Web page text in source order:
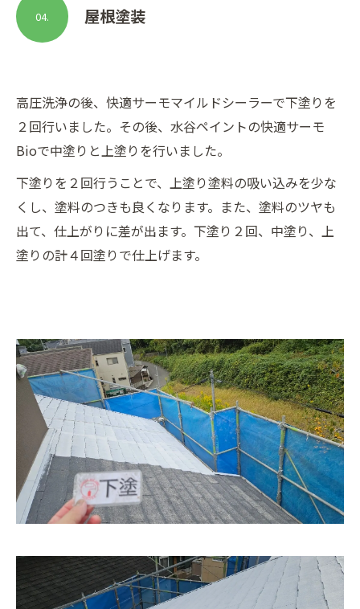
屋根塗装
04.
高圧洗浄の後、快適サーモマイルドシーラーで下塗りを
２回行いました。その後、水谷ペイントの快適サーモ
Bioで中塗りと上塗りを行いました。
下塗りを２回行うことで、上塗り塗料の吸い込みを少な
くし、塗料のつきも良くなります。また、塗料のツヤも
出て、仕上がりに差が出ます。下塗り２回、中塗り、上
塗りの計４回塗りで仕上げます。